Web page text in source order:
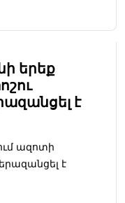
երեք
է
ազոտի
է